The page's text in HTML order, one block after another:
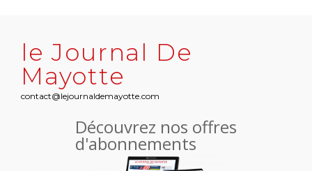
le Journal De
Mayotte
contact@lejournaldemayotte.com
Découvrez nos offres
d'abonnements